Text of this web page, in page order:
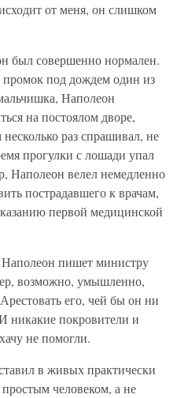
от меня, он слишком
был совершенно нормален.
промок под дождем один из
Наполеон
на постоялом дворе,
раз спрашивал, не
прогулки с лошади упал
Наполеон велел немедленно
пострадавшего к врачам,
первой медицинской
пишет министру
возможно, умышленно,
его, чей бы он ни
никакие покровители и
не помогли.
в живых практически
простым человеком, а не